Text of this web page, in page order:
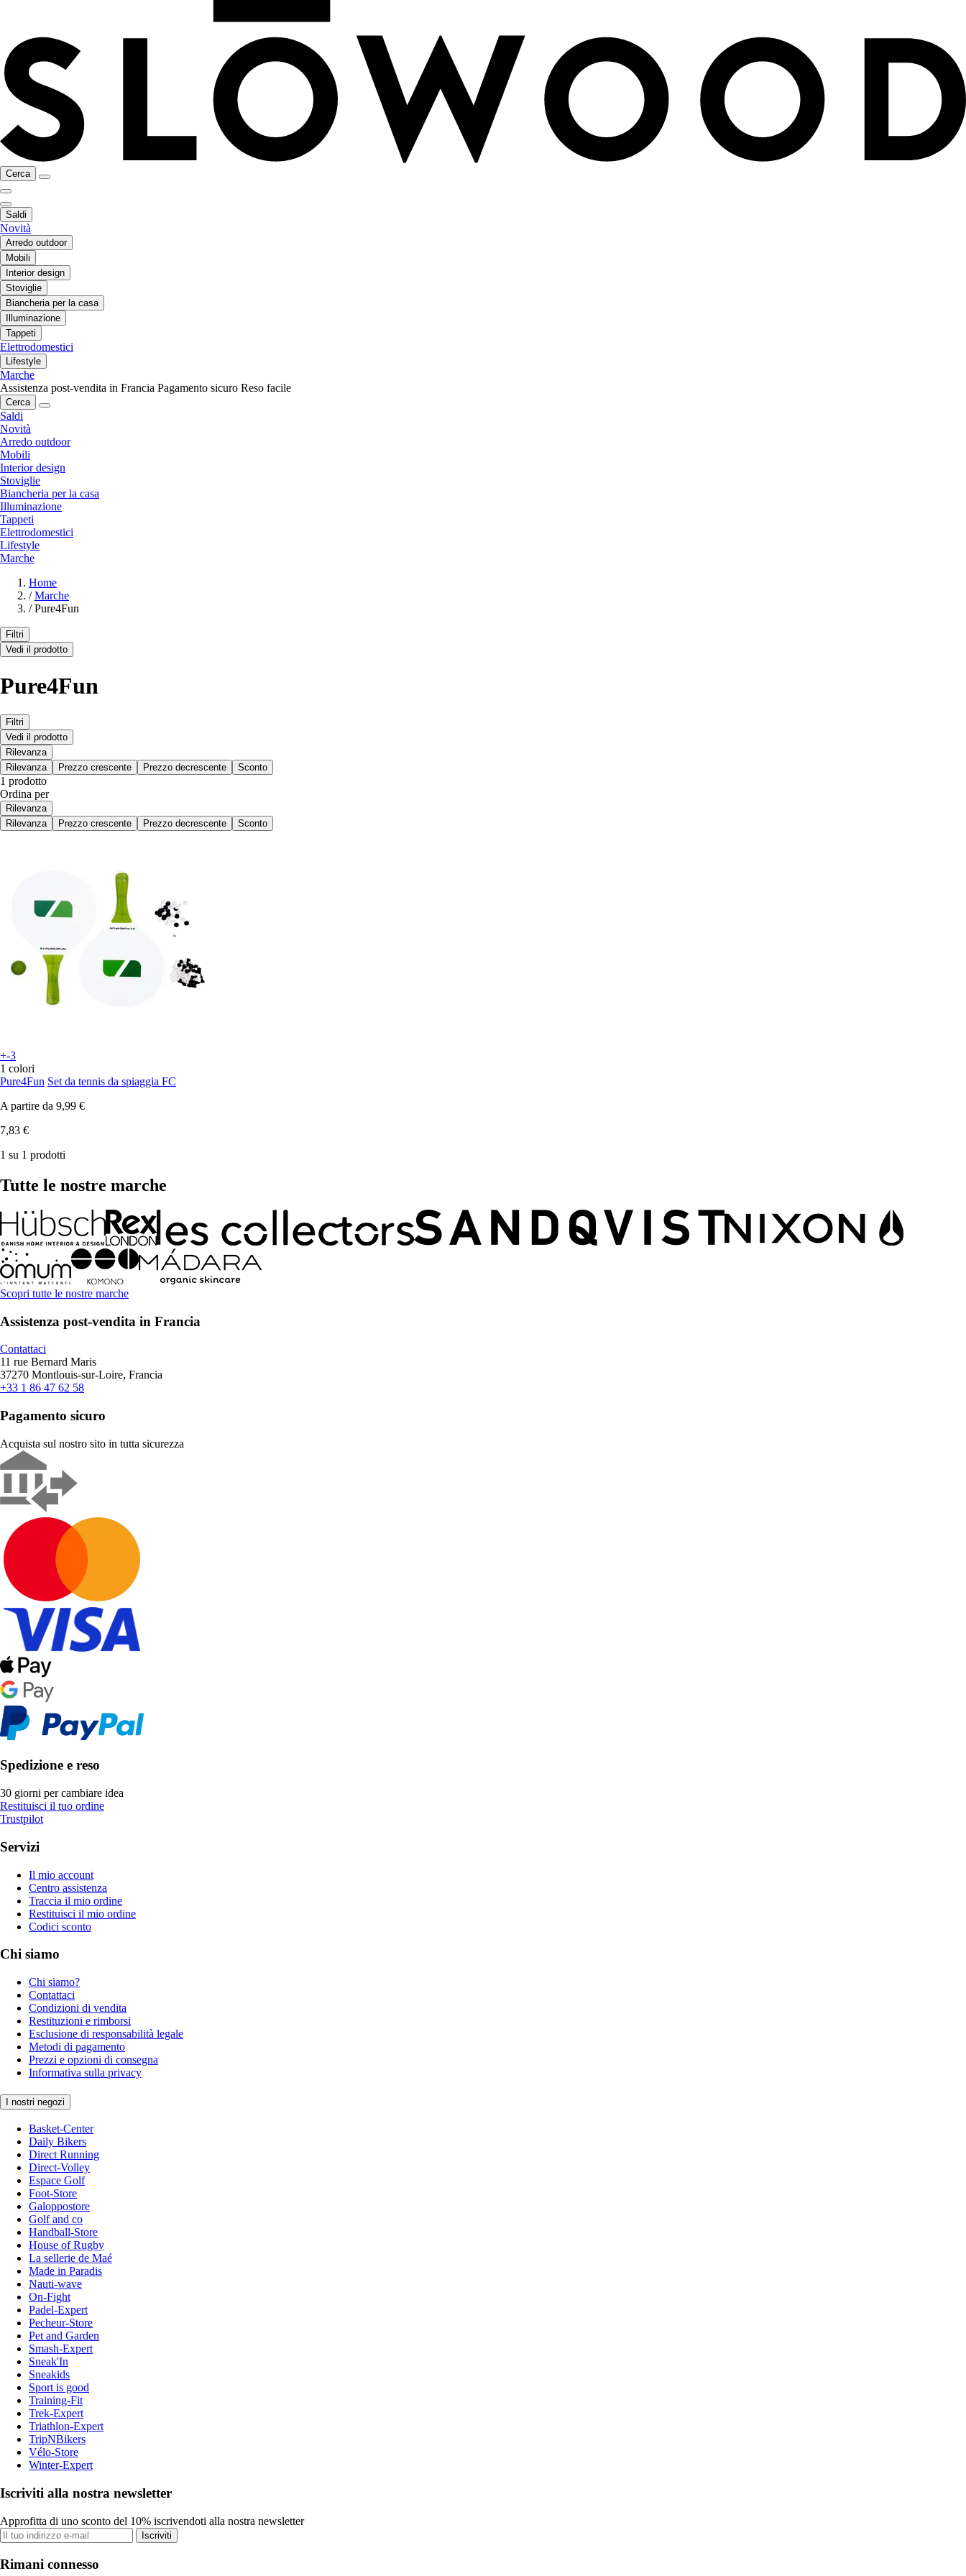
Cerca
Saldi
Novità
Arredo outdoor
Mobili
Interior design
Stoviglie
Biancheria per la casa
Illuminazione
Tappeti
Elettrodomestici
Lifestyle
Marche
Assistenza post-vendita in Francia Pagamento sicuro Reso facile
Cerca
Saldi
Novità
Arredo outdoor
Mobili
Interior design
Stoviglie
Biancheria per la casa
Illuminazione
Tappeti
Elettrodomestici
Lifestyle
Marche
Home
/ Marche
/ Pure4Fun
Filtri
Vedi il prodotto
Pure4Fun
Filtri
Vedi il prodotto
Rilevanza
Rilevanza
Prezzo crescente Prezzo decrescente Sconto
1 prodotto
Ordina per
Rilevanza
Rilevanza
Prezzo crescente Prezzo decrescente Sconto
+-3
1 colori
Pure4Fun Set da tennis da spiaggia FC
A partire da 9,99 €
7,83 €
1 su 1 prodotti
Tutte le nostre marche
Scopri tutte le nostre marche
Assistenza post-vendita in Francia
Contattaci
11 rue Bernard Maris
37270 Montlouis-sur-Loire, Francia
+33 1 86 47 62 58
Pagamento sicuro
Acquista sul nostro sito in tutta sicurezza
Spedizione e reso
30 giorni per cambiare idea
Restituisci il tuo ordine
Trustpilot
Servizi
Il mio account
Centro assistenza
Traccia il mio ordine
Restituisci il mio ordine
Codici sconto
Chi siamo
Chi siamo?
Contattaci
Condizioni di vendita
Restituzioni e rimborsi
Esclusione di responsabilità legale
Metodi di pagamento
Prezzi e opzioni di consegna
Informativa sulla privacy
I nostri negozi
Basket-Center
Daily Bikers
Direct Running
Direct-Volley
Espace Golf
Foot-Store
Galoppostore
Golf and co
Handball-Store
House of Rugby
La sellerie de Maé
Made in Paradis
Nauti-wave
On-Fight
Padel-Expert
Pecheur-Store
Pet and Garden
Smash-Expert
Sneak'In
Sneakids
Sport is good
Training-Fit
Trek-Expert
Triathlon-Expert
TripNBikers
Vélo-Store
Winter-Expert
Iscriviti alla nostra newsletter
Approfitta di uno sconto del 10% iscrivendoti alla nostra newsletter
Iscriviti
Rimani connesso